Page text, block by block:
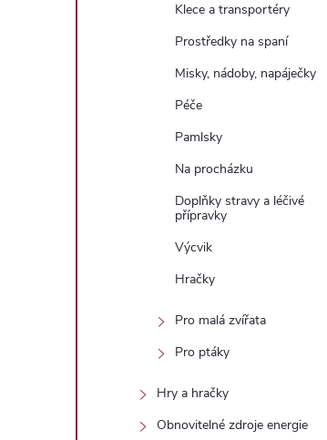
Klece a transportéry
Prostředky na spaní
Misky, nádoby, napáječky
Péče
Pamlsky
Na procházku
Doplňky stravy a léčivé
přípravky
Výcvik
Hračky
Pro malá zvířata
Pro ptáky
Hry a hračky
Obnovitelné zdroje energie